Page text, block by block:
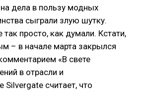
дела в пользу модных
сыграли злую шутку.
так просто, как думали. Кстати,
– в начале марта закрылся
«В свете
в отрасли и
Silvergate считает, что